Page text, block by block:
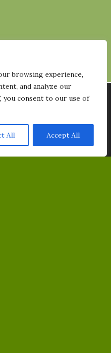
browsing experience,
and analyze our
you consent to our use of
All Accept All
NYHETSBREV
den bästa upplevelsen på vår
cookies vi använder eller